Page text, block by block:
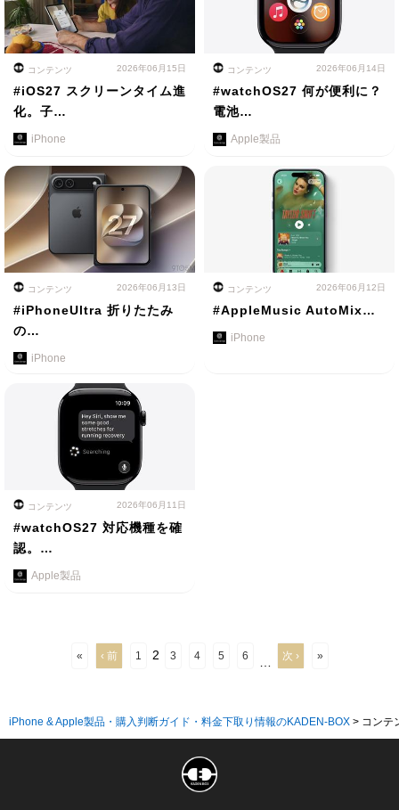
コンテンツ 2026年06月15日
#iOS27 スクリーンタイム進
化。子…
iPhone
コンテンツ 2026年06月14日
#watchOS27 何が便利に？
電池…
Apple製品
コンテンツ 2026年06月13日
#iPhoneUltra 折りたたみ
の…
iPhone
コンテンツ 2026年06月12日
#AppleMusic AutoMix…
iPhone
コンテンツ 2026年06月11日
#watchOS27 対応機種を確
認。…
Apple製品
« ‹ 前 1 2 3 4 5 6 次 › »
iPhone & Apple製品・購入判断ガイド・料金下取り情報のKADEN-BOX > コンテ